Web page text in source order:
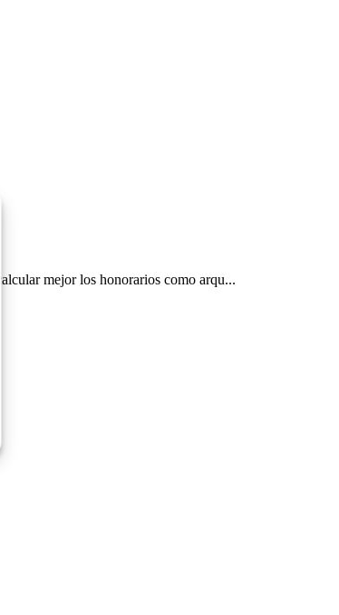
mejor los honorarios como arqu...